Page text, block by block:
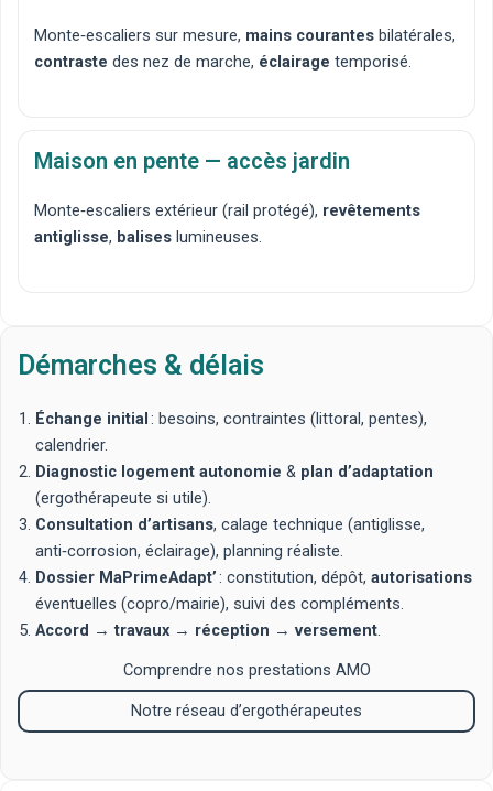
Monte‑escaliers sur mesure, mains courantes bilatérales,
contraste des nez de marche, éclairage temporisé.
Maison en pente — accès jardin
Monte‑escaliers extérieur (rail protégé), revêtements
antiglisse, balises lumineuses.
Démarches & délais
Échange initial: besoins, contraintes (littoral, pentes),
calendrier.
Diagnostic logement autonomie & plan d’adaptation
(ergothérapeute si utile).
Consultation d’artisans, calage technique (antiglisse,
anti‑corrosion, éclairage), planning réaliste.
Dossier MaPrimeAdapt’: constitution, dépôt, autorisations
éventuelles (copro/mairie), suivi des compléments.
Accord →travaux→ réception → versement.
Comprendre nos prestations AMO
Notre réseau d’ergothérapeutes